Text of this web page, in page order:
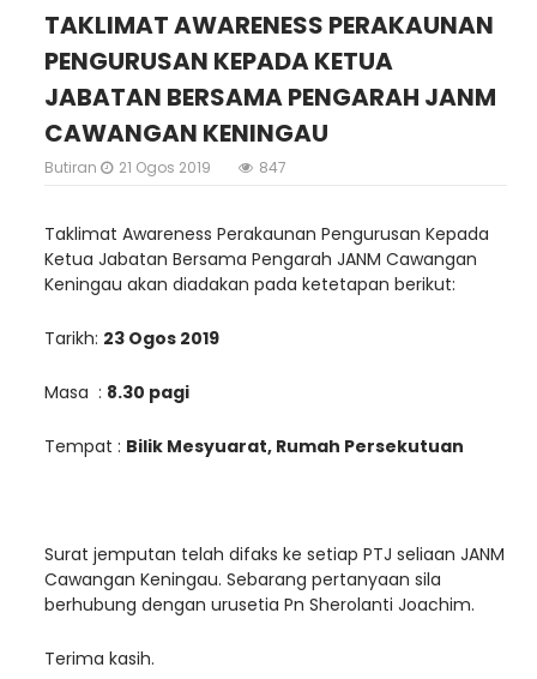
TAKLIMAT AWARENESS PERAKAUNAN
PENGURUSAN KEPADA KETUA
JABATAN BERSAMA PENGARAH JANM
CAWANGAN KENINGAU
Butiran 21 Ogos 2019 847
Taklimat Awareness Perakaunan Pengurusan Kepada
Ketua Jabatan Bersama Pengarah JANM Cawangan
Keningau akan diadakan pada ketetapan berikut:
Tarikh: 23 Ogos 2019
Masa : 8.30 pagi
Tempat : Bilik Mesyuarat, Rumah Persekutuan
Surat jemputan telah difaks ke setiap PTJ seliaan JANM
Cawangan Keningau. Sebarang pertanyaan sila
berhubung dengan urusetia Pn Sherolanti Joachim.
Terima kasih.